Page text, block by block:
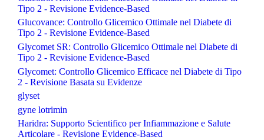
Tipo 2 - Revisione Evidence-Based
Glucovance: Controllo Glicemico Ottimale nel Diabete di
Tipo 2 - Revisione Evidence-Based
Glycomet SR: Controllo Glicemico Ottimale nel Diabete di
Tipo 2 - Revisione Evidence-Based
Glycomet: Controllo Glicemico Efficace nel Diabete di Tipo
2 - Revisione Basata su Evidenze
glyset
gyne lotrimin
Haridra: Supporto Scientifico per Infiammazione e Salute
Articolare - Revisione Evidence-Based